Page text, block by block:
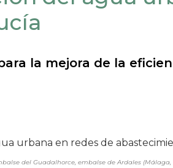
la mejora de la
del Guadalhorce, embalse de Ardales (Málaga,